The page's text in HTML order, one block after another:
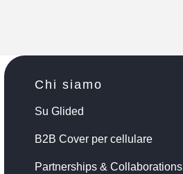
Chi siamo
Su Glided
B2B Cover per cellulare
Partnerships & Collaborations